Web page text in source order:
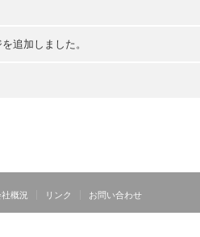
追加しました。
概況 リンク お問い合わせ